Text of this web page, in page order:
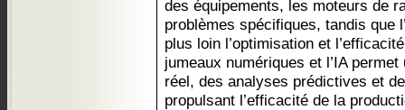
des équipements, les moteurs de
problèmes spécifiques, tandis que
plus loin l’optimisation et
jumeaux numériques et l’IA
réel, des analyses prédictives et
propulsant l’efficacité de la